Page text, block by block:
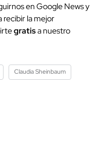
en Google News y
recibir la mejor
gratisa nuestro
Claudia Sheinbaum